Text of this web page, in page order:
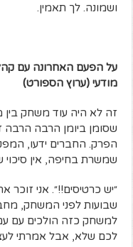
ושמונה. לך תאמין.
על הפעם האחרונה עם
מודעי (ערוץ הספורט)
זה לא היה עוד משחק
שסומן ביומן הרבה
הפרק. החברים ידעו,
שמשרת בחיפה, אין
״יש כרטיסים!!״. אני
שבועות לפני המשחק,
למשחק כזה הולכים עם עם
לכם שלא, אבל אמרתי